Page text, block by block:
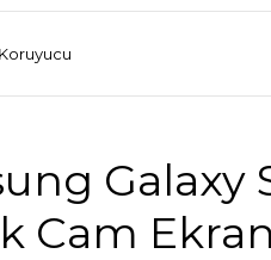
Galaxy
Cam